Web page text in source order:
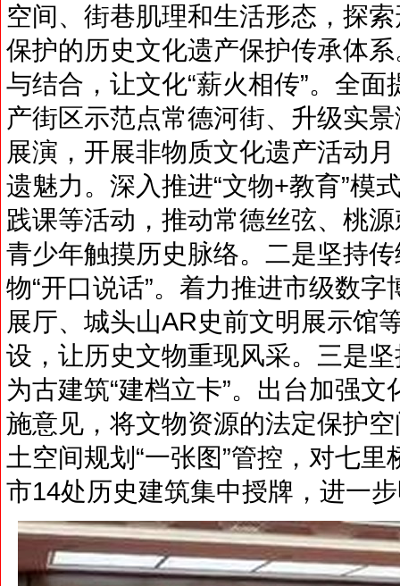
空间、街巷肌理和生活形态，探
保护的历史文化遗产保护传承体
与结合，让文化“薪火相传”。全
产街区示范点常德河街、升级实
展演，开展非物质文化遗产活动
遗魅力。深入推进“文物+教育”模
践课等活动，推动常德丝弦、桃
青少年触摸历史脉络。二是坚持
物“开口说话”。着力推进市级数
展厅、城头山AR史前文明展示馆
设，让历史文物重现风采。三是
为古建筑“建档立卡”。出台加强
施意见，将文物资源的法定保护
土空间规划“一张图”管控，对七
市14处历史建筑集中授牌，进一